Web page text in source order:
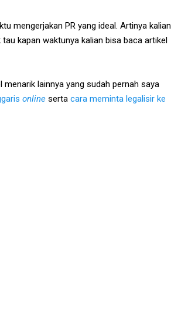
mengerjakan PR yang ideal. Artinya kalian
kapan waktunya kalian bisa baca artikel
lainnya yang sudah pernah saya
online serta cara meminta legalisir ke